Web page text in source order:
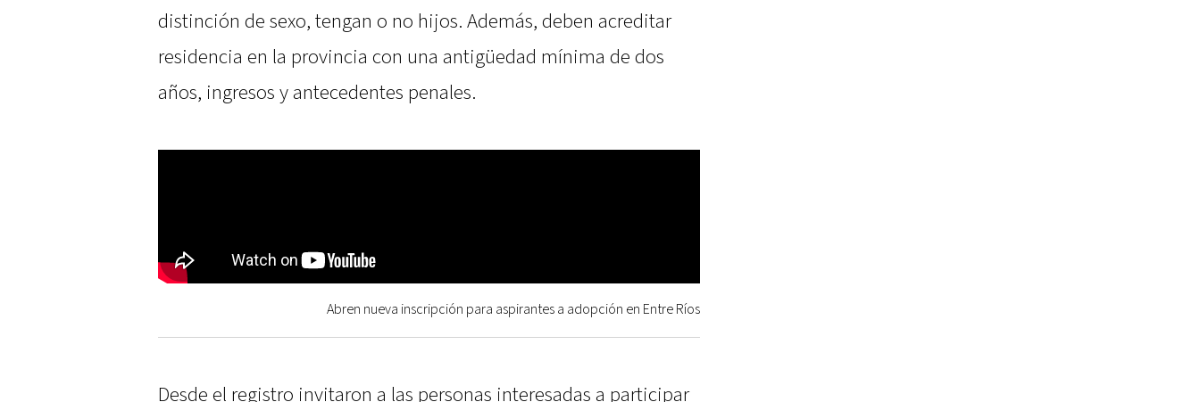
distinción de sexo, tengan o no hijos. Además, deben acreditar
residencia en la provincia con una antigüedad mínima de dos
años, ingresos y antecedentes penales.
Abren nueva inscripción para aspirantes a adopción en Entre Ríos
Desde el registro invitaron a las personas interesadas a participar